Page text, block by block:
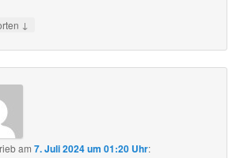
↓
am7. Juli 2024 um 01:20 Uhr: